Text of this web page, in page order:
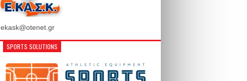
ekask@otenet.gr
SPORTS SOLUTIONS